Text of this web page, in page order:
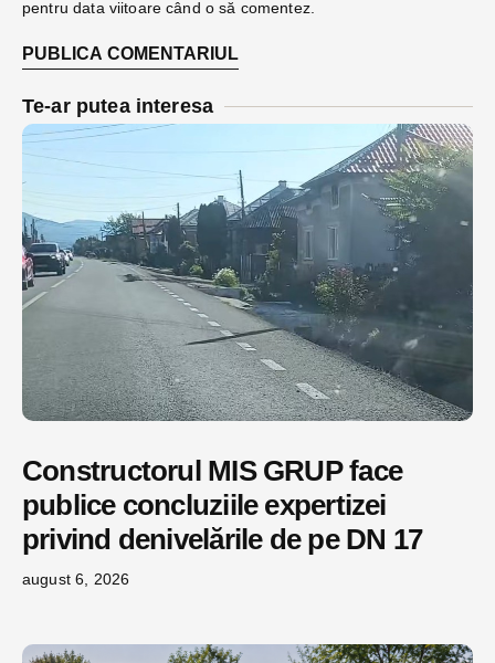
pentru data viitoare când o să comentez.
Te-ar putea interesa
Constructorul MIS GRUP face
publice concluziile expertizei
privind denivelările de pe DN 17
august 6, 2026